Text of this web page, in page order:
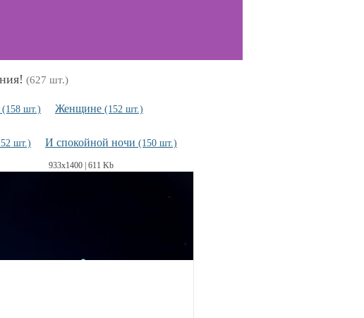
(627 шт.)
(158 шт.) Женщине (152 шт.)
шт.) И спокойной ночи (150 шт.)
933х1400 | 611 Kb